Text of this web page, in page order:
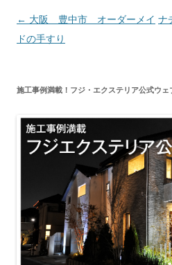
投
稿
ゲ
ー
シ
← 大阪 豊中市 オーダーメイ
ドの手すり
ナ
施工事例満載！フジ・エクステリア公式ウェ